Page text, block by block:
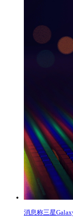
消息称三星